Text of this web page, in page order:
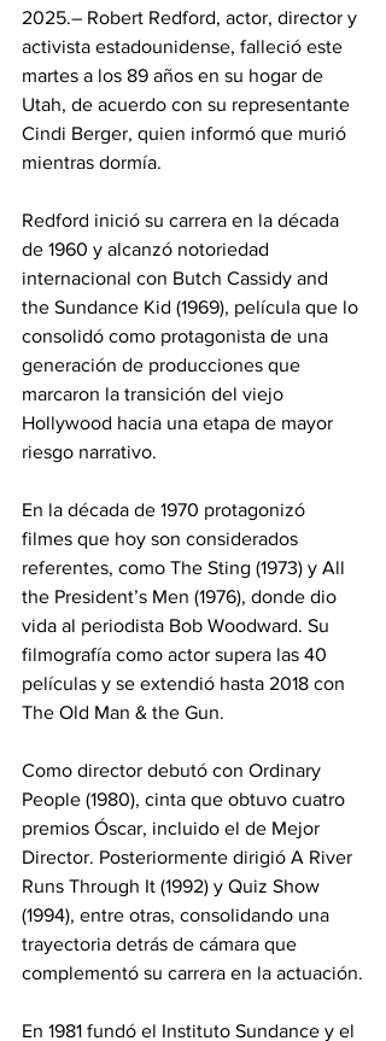
2025.– Robert Redford, actor, director y
activista estadounidense, falleció este
martes a los 89 años en su hogar de
Utah, de acuerdo con su representante
Cindi Berger, quien informó que murió
mientras dormía.
Redford inició su carrera en la década
de 1960 y alcanzó notoriedad
internacional con Butch Cassidy and
the Sundance Kid (1969), película que lo
consolidó como protagonista de una
generación de producciones que
marcaron la transición del viejo
Hollywood hacia una etapa de mayor
riesgo narrativo.
En la década de 1970 protagonizó
filmes que hoy son considerados
referentes, como The Sting (1973) y All
the President’s Men (1976), donde dio
vida al periodista Bob Woodward. Su
filmografía como actor supera las 40
películas y se extendió hasta 2018 con
The Old Man & the Gun.
Como director debutó con Ordinary
People (1980), cinta que obtuvo cuatro
premios Óscar, incluido el de Mejor
Director. Posteriormente dirigió A River
Runs Through It (1992) y Quiz Show
(1994), entre otras, consolidando una
trayectoria detrás de cámara que
complementó su carrera en la actuación.
En 1981 fundó el Instituto Sundance y el